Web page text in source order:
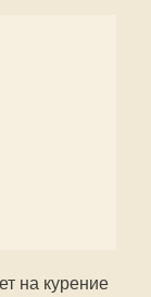
на курение